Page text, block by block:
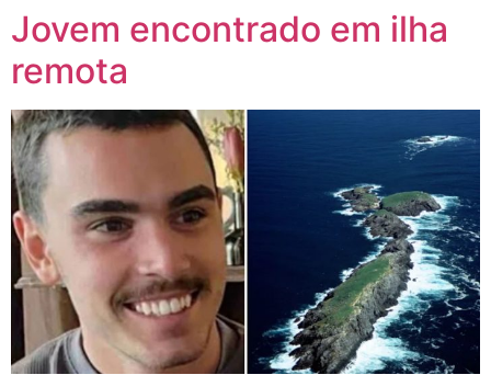
Jovem encontrado em ilha
remota